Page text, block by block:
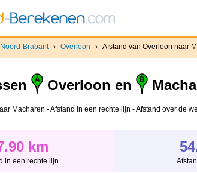
Noord-Brabant › Overloon › Afstand van Overloon naar
Overloon en
Macharen - Afstand in een rechte lijn - Afstand over de
km
in een rechte lijn